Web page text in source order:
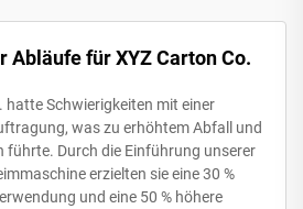
Abläufe für XYZ Carton Co.
hatte Schwierigkeiten mit einer
was zu erhöhtem Abfall und
führte. Durch die Einführung unserer
erzielten sie eine 30 %
und eine 50 % höhere